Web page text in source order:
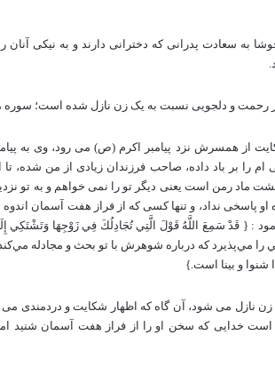
سعادت پدرانی که دخترانی دارند و به نیکی آنان را
رحمت و دلجویی نسبت به یک زن نازل شده است؛ سوره
از همسرش نزد پیامبر اکرم (ص) می رود، وی به
ام را بر باد داده، صاحب فرزندان زیادی از من شده،
ماد رمن است یعنی دیگر تو را نمی خواهم و به تو
نداد، و تنها کسی که از فراز هفت آسمان اندوه
: {‏ قَدْ سَمِعَ اللَّهُ قَوْلَ الَّتِي تُجَادِلُكَ فِي زَوْجِهَا وَتَشْتَكِي
گفتار آن زني را مي‌پذيرد كه درباره شوهرش با تو بحث و
شنوا و بينا است.}
نازل می شود، آن گاه که اظهار شکایت و دردمندی می
خدایی که سخن او را از فراز هفت آسمان شنید